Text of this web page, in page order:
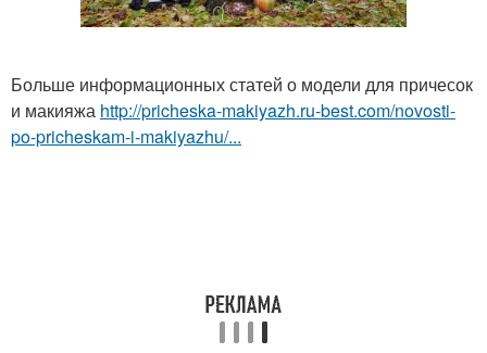
Больше информационных статей о модели для причесок
и макияжа http://pricheska-makiyazh.ru-best.com/novosti-
po-pricheskam-i-makiyazhu/...